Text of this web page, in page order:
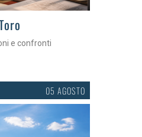
e confronti
05 AGOSTO